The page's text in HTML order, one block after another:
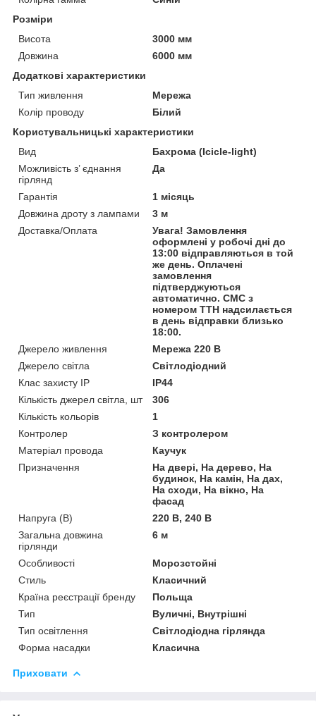
Розміри
Висота
3000 мм
Довжина
6000 мм
Додаткові характеристики
Тип живлення
Мережа
Колір проводу
Білий
Користувальницькі характеристики
Вид
Бахрома (Icicle-light)
Можливість з’ єднання
гірлянд
Да
Гарантія
1 місяць
Довжина дроту з лампами
3 м
Доставка/Оплата
Увага! Замовлення
оформлені у робочі дні до
13:00 відправляються в той
же день. Оплачені
замовлення
підтверджуються
автоматично. СМС з
номером ТТН надсилається
в день відправки близько
18:00.
Джерело живлення
Мережа 220 В
Джерело світла
Світлодіодний
Клас захисту IP
IP44
Кількість джерел світла, шт
306
Кількість кольорів
1
Контролер
З контролером
Матеріал провода
Каучук
Призначення
На двері, На дерево, На
будинок, На камін, На дах,
На сходи, На вікно, На
фасад
Напруга (В)
220 В, 240 В
Загальна довжина
гірлянди
6 м
Особливості
Морозстойні
Стиль
Класичний
Країна реєстрації бренду
Польща
Тип
Вуличні, Внутрішні
Тип освітлення
Світлодіодна гірлянда
Форма насадки
Класична
Приховати